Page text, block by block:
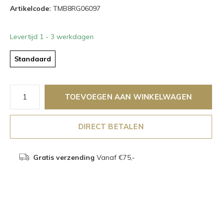
Artikelcode: TMB8RG06097
Levertijd 1 - 3 werkdagen
Standaard
TOEVOEGEN AAN WINKELWAGEN
DIRECT BETALEN
Gratis verzending Vanaf €75,-